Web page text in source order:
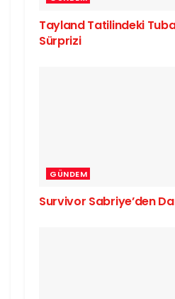
Tayland Tatilindeki
Sürprizi
GÜNDEM
Survivor Sabriye’den